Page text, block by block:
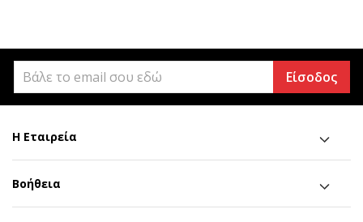
Είσοδος
Η Εταιρεία
Βοήθεια